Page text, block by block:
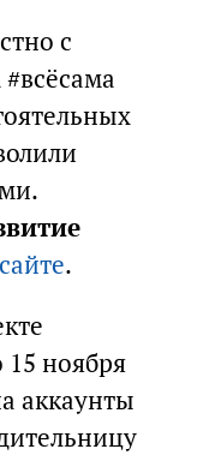
с
.
ноября
аккаунты